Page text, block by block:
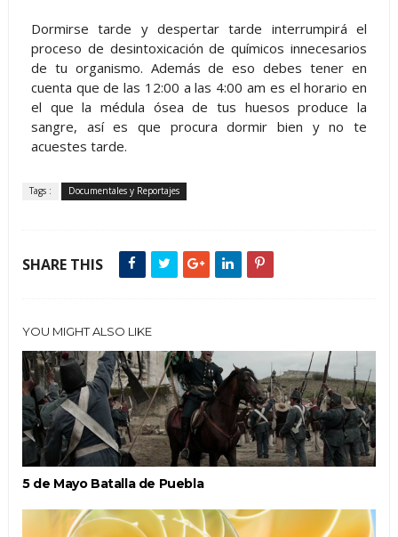
Dormirse tarde y despertar tarde interrumpirá el
proceso de desintoxicación de químicos innecesarios
de tu organismo. Además de eso debes tener en
cuenta que de las 12:00 a las 4:00 am es el horario en
el que la médula ósea de tus huesos produce la
sangre, así es que procura dormir bien y no te
acuestes tarde.
Tags : Documentales y Reportajes
SHARE THIS
YOU MIGHT ALSO LIKE
5 de Mayo Batalla de Puebla